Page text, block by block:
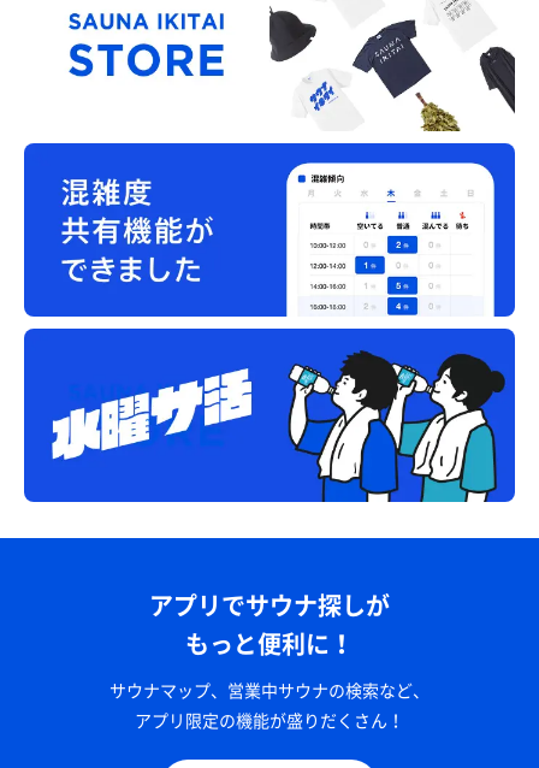
アプリでサウナ探しが
もっと便利に！
サウナマップ、営業中サウナの検索など、
アプリ限定の機能が盛りだくさん！